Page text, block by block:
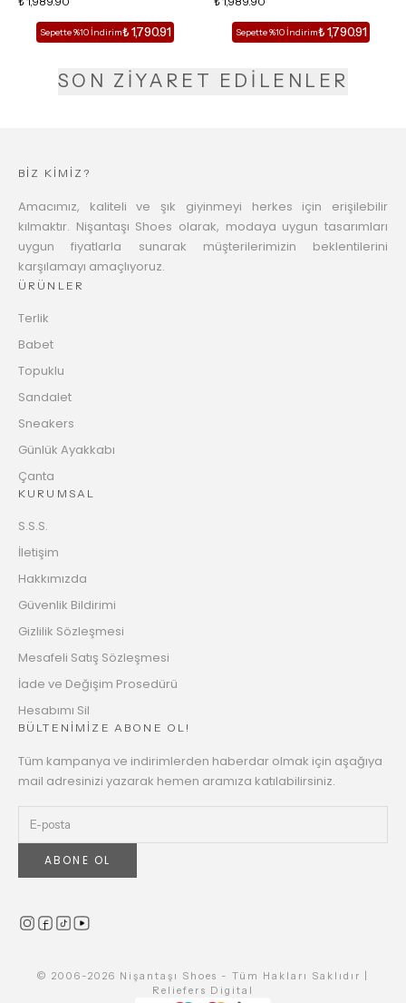
TOPUKLU TERLİK
Sepette %10 İndirim₺ 1,790.91
TOPUKLU TERLİK
Sepette %10 İndirim₺ 1,790.91
SON ZİYARET EDİLENLER
BİZ KİMİZ?
Amacımız, kaliteli ve şık giyinmeyi herkes için erişilebilir
kılmaktır. Nişantaşı Shoes olarak, modaya uygun tasarımları
uygun fiyatlarla sunarak müşterilerimizin beklentilerini
karşılamayı amaçlıyoruz.
ÜRÜNLER
Terlik
Babet
Topuklu
Sandalet
Sneakers
Günlük Ayakkabı
Çanta
KURUMSAL
S.S.S.
İletişim
Hakkımızda
Güvenlik Bildirimi
Gizlilik Sözleşmesi
Mesafeli Satış Sözleşmesi
İade ve Değişim Prosedürü
Hesabımı Sil
BÜLTENİMİZE ABONE OL!
Tüm kampanya ve indirimlerden haberdar olmak için aşağıya
mail adresinizi yazarak hemen aramıza katılabilirsiniz.
ABONE OL
© 2006-2026 Nişantaşı Shoes - Tüm Hakları Saklıdır |
Reliefers Digital